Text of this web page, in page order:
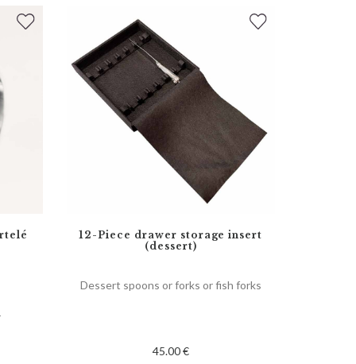
12-Piece drawer storage insert
(dessert)
Dessert spoons or forks or fish forks
45.00 €